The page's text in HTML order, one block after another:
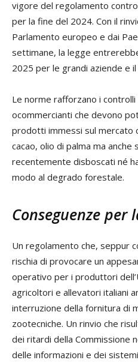
vigore del regolamento
per la fine del 2024. Con il
Parlamento europeo e dai
settimane, la legge
2025 per le grandi aziende e
Le norme rafforzano i
ocommercianti che devono
prodotti immessi sul mercato
cacao, olio di palma ma
recentemente disboscati né
modo al degrado forestale.
Conseguenze per
Un regolamento che, seppur
rischia di provocare un
operativo per i produttori
agricoltori e allevatori italiani
interruzione della fornitura di
zootecniche. Un rinvio che
dei ritardi della Commissione
delle informazioni e dei